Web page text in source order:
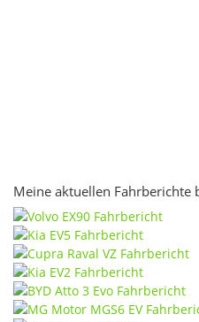
Meine aktuellen Fahrberichte